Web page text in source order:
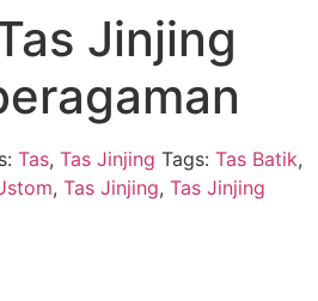
Jinjing
Tas, Tas Jinjing Tags: Tas Batik,
, Tas Jinjing, Tas Jinjing